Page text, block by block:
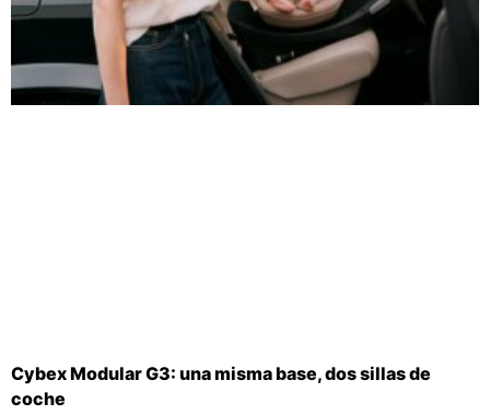
Cybex Modular G3: una misma base, dos sillas de
coche